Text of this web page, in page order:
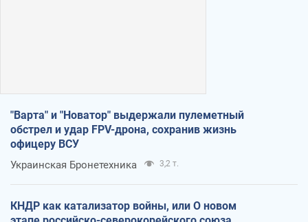
"Варта" и "Новатор" выдержали пулеметный
обстрел и удар FPV-дрона, сохранив жизнь
офицеру ВСУ
Украинская Бронетехника 3,2 т.
КНДР как катализатор войны, или О новом